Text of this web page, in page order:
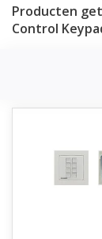
Producten
Control